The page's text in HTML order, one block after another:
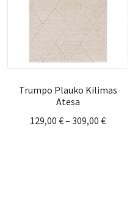
Trumpo Plauko Kilimas
Atesa
129,00 €– 309,00 €Price